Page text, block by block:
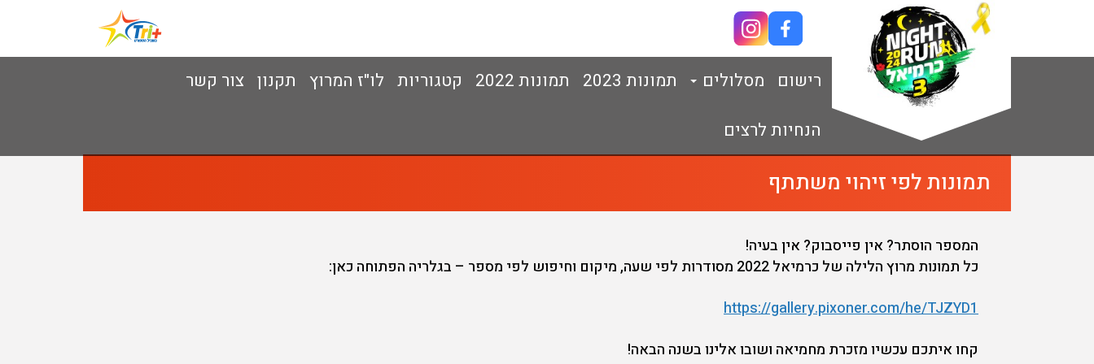
רישום מסלולים תמונות 2023 תמונות 2022 קטגוריות לו"ז המרוץ תקנון צור קשר
הנחיות לרצים
תמונות לפי זיהוי משתתף
המספר הוסתר? אין פייסבוק? אין בעיה!
כל תמונות מרוץ הלילה של כרמיאל 2022 מסודרות לפי שעה, מיקום וחיפוש לפי מספר – בגלריה הפתוחה כאן:
https://gallery.pixoner.com/he/TJZYD1
קחו איתכם עכשיו מזכרת מחמיאה ושובו אלינו בשנה הבאה!